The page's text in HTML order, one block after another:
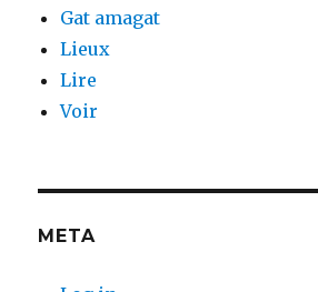
Gat amagat
Lieux
Lire
Voir
META